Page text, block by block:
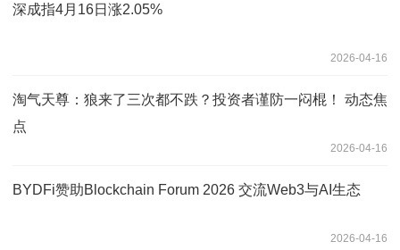
深成指4月16日涨2.05%
2026-04-16
淘气天尊：狼来了三次都不跌？投资者谨防一闷棍！ 动态焦
点
2026-04-16
BYDFi赞助Blockchain Forum 2026 交流Web3与AI生态
2026-04-16